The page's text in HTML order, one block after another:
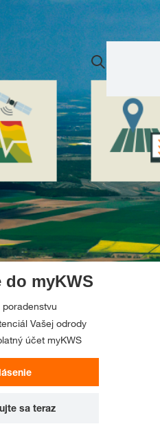
do myKWS
poradenstvu
Vašej odrody
účet myKWS
sa teraz